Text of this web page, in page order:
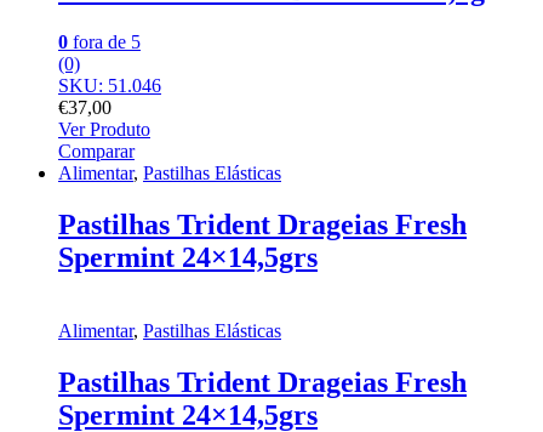
0 fora de 5
(0)
SKU: 51.046
€37,00
Ver Produto
Comparar
Alimentar, Pastilhas Elásticas
Pastilhas Trident Drageias Fresh
Spermint 24×14,5grs
Alimentar, Pastilhas Elásticas
Pastilhas Trident Drageias Fresh
Spermint 24×14,5grs